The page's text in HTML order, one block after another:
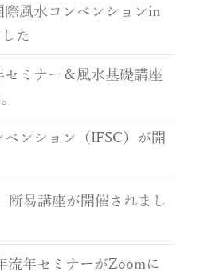
風水コンベンションin
た
ミナー＆風水基礎講座
ンション（IFSC）が開
断易講座が開催されまし
流年セミナーがZoomに